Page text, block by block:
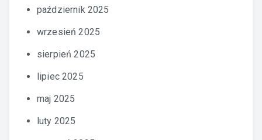
październik 2025
wrzesień 2025
sierpień 2025
lipiec 2025
maj 2025
luty 2025